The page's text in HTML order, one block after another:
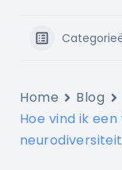
Home
Blog
Hoe vind ik